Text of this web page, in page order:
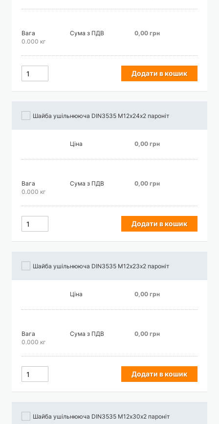
Вага
0.000 кг
Сума з ПДВ 0,00 грн
Додати в кошик
Шайба ушільнююча DIN3535 М12х24х2 пароніт
Ціна 0,00 грн
Вага
0.000 кг
Сума з ПДВ 0,00 грн
Додати в кошик
Шайба ушільнююча DIN3535 М12х23х2 пароніт
Ціна 0,00 грн
Вага
0.000 кг
Сума з ПДВ 0,00 грн
Додати в кошик
Шайба ушільнююча DIN3535 М12х30х2 пароніт